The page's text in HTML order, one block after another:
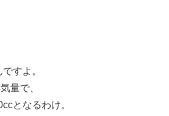
すよ。
量で、
となるわけ。